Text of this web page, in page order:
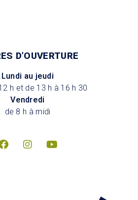
D’OUVERTURE
Lundi au jeudi
h et de 13 h à 16 h 30
Vendredi
de 8 h à midi